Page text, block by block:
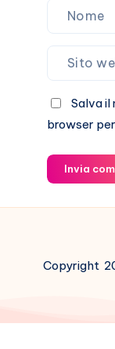
Salva il
browser
Invia
Copyright